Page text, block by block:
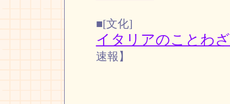
■[文化]
イタリアのことわ
速報】